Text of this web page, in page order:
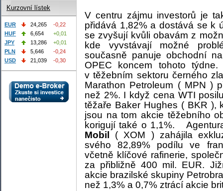
V centru zájmu investorů je
přidává 1,82% a dostává se k
se zvyšují kvůli obavám z
kde vyvstávají možné
současně panuje obchodní
OPEC koncem tohoto
v těžebním sektoru černého
Marathon Petroleum ( MPN )
než 2%. I když cena WTI
těžaře Baker Hughes ( BKR ),
jsou na tom akcie těžebního
korigují také o 1,1%.
Mobil ( XOM ) zahájila
svého 82,89% podílu ve
včetně klíčové rafinerie,
za přibližně 400 mil. EUR.
akcie brazilské skupiny
než 1,3% a 0,7% ztrácí akcie
Kurzovní lístek
EUR 24,265
-0,22
HUF
6,654
+0,01
JPY
13,286
+0,01
PLN
5,646
-0,24
USD
21,039 -0,30